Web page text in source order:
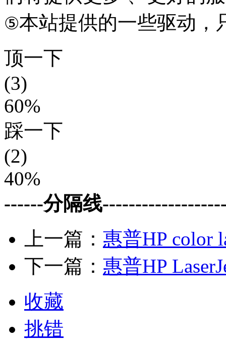
⑤本站提供的一些驱动，
顶一下
(3)
60%
踩一下
(2)
40%
------分隔线
上一篇： 惠普HP color
下一篇： 惠普HP
收藏
挑错